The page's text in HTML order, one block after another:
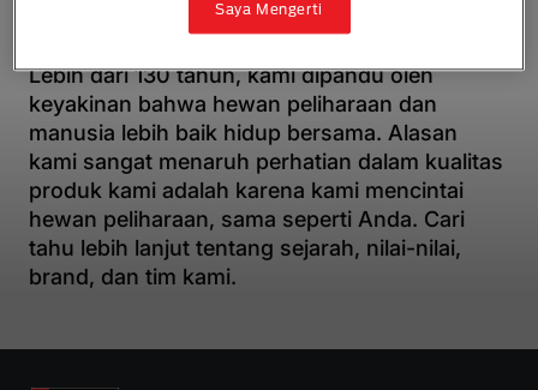
Nutrisi Mereka, Bermakna untuk Kita
Lebih dari 130 tahun, kami dipandu oleh
keyakinan bahwa hewan peliharaan dan
manusia lebih baik hidup bersama. Alasan
kami sangat menaruh perhatian dalam kualitas
produk kami adalah karena kami mencintai
hewan peliharaan, sama seperti Anda. Cari
tahu lebih lanjut tentang sejarah, nilai-nilai,
brand, dan tim kami.
Saya Mengerti